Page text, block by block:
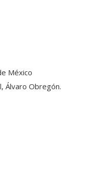
México
Álvaro Obregón.